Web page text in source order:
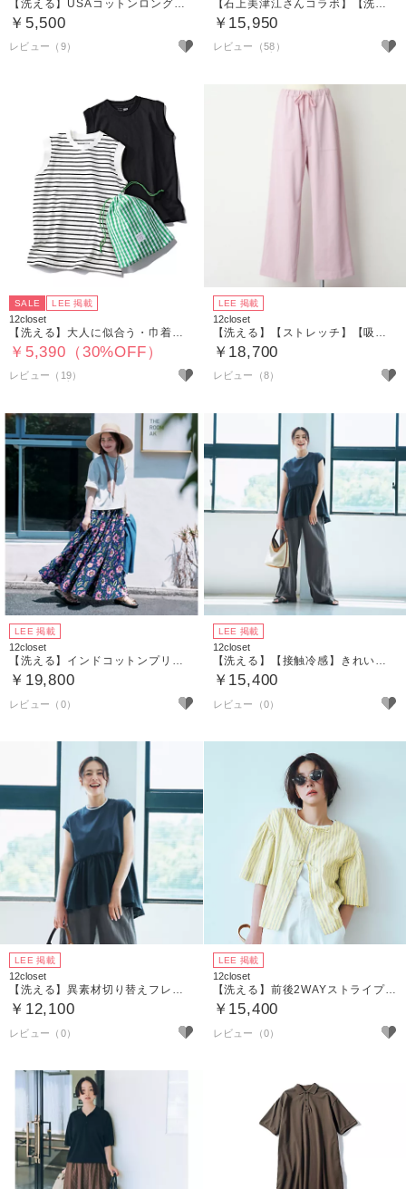
【洗える】USAコットンロングスリーブTシャツ
￥5,500
レビュー（9）
【石上美津江さんコラボ】【洗える】リネンフリルブラウス
￥15,950
レビュー（58）
SALE LEE 掲載
12closet
￥5,390（30%OFF）
レビュー（19）
LEE 掲載
12closet
￥18,700
レビュー（8）
LEE 掲載
12closet
【洗える】インドコットンプリントスカート
￥19,800
LEE 掲載
12closet
【洗える】【接触冷感】きれいめサイドラインパンツ
￥15,400
LEE 掲載
12closet
￥12,100
LEE 掲載
12closet
【洗える】前後2WAYストライプブラウス
￥15,400